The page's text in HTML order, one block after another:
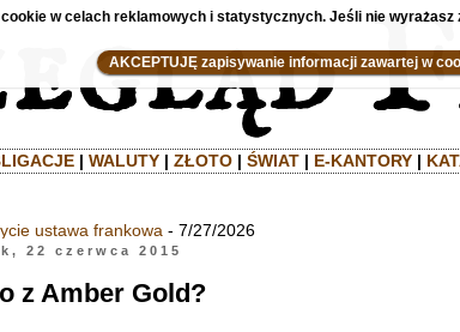
| WALUTY| ZŁOTO| ŚWIAT| E-KANTORY|
ustawa frankowa - 7/27/2026
22 czerwca 2015
z Amber Gold?
w celach reklamowych i statystycznych. Jeśli nie
AKCEPTUJĘ zapisywanie informacji zawartej w